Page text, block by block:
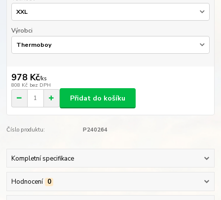
Výrobci
978 Kč/ks
808 Kč bez DPH
Přidat do košíku
Číslo produktu: P240264
Kompletní specifikace
Hodnocení 0